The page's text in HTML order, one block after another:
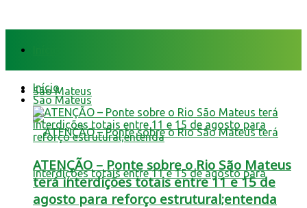
São Mateus
Início
São Mateus
ATENÇÃO – Ponte sobre o Rio São Mateus
terá interdições totais entre 11 e 15 de
agosto para reforço estrutural;entenda